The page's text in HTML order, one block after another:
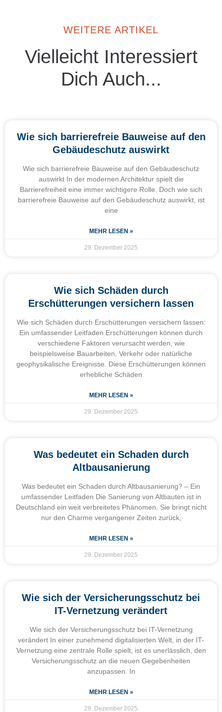
WEITERE ARTIKEL
Vielleicht Interessiert
Dich Auch...
Wie sich barrierefreie Bauweise auf den
Gebäudeschutz auswirkt
Wie sich barrierefreie Bauweise auf den Gebäudeschutz
auswirkt In der modernen Architektur spielt die
Barrierefreiheit eine immer wichtigere Rolle. Doch wie sich
barrierefreie Bauweise auf den Gebäudeschutz auswirkt, ist
eine
MEHR LESEN »
29. Dezember 2025
Wie sich Schäden durch
Erschütterungen versichern lassen
Wie sich Schäden durch Erschütterungen versichern lassen:
Ein umfassender Leitfaden Erschütterungen können durch
verschiedene Faktoren verursacht werden, wie
beispielsweise Bauarbeiten, Verkehr oder natürliche
geophysikalische Ereignisse. Diese Erschütterungen können
erhebliche Schäden
MEHR LESEN »
29. Dezember 2025
Was bedeutet ein Schaden durch
Altbausanierung
Was bedeutet ein Schaden durch Altbausanierung? – Ein
umfassender Leitfaden Die Sanierung von Altbauten ist in
Deutschland ein weit verbreitetes Phänomen. Sie bringt nicht
nur den Charme vergangener Zeiten zurück,
MEHR LESEN »
29. Dezember 2025
Wie sich der Versicherungsschutz bei
IT-Vernetzung verändert
Wie sich der Versicherungsschutz bei IT-Vernetzung
verändert In einer zunehmend digitalisierten Welt, in der IT-
Vernetzung eine zentrale Rolle spielt, ist es unerlässlich, den
Versicherungsschutz an die neuen Gegebenheiten
anzupassen. In
MEHR LESEN »
29. Dezember 2025